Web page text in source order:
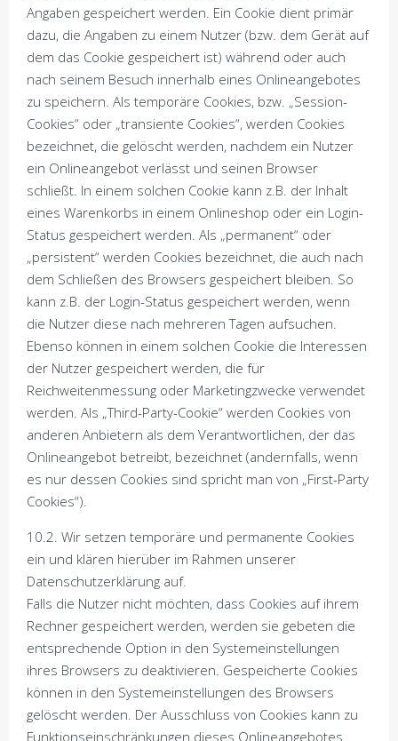
Angaben gespeichert werden. Ein Cookie dient primär
dazu, die Angaben zu einem Nutzer (bzw. dem Gerät auf
dem das Cookie gespeichert ist) während oder auch
nach seinem Besuch innerhalb eines Onlineangebotes
zu speichern. Als temporäre Cookies, bzw. „Session-
Cookies“ oder „transiente Cookies“, werden Cookies
bezeichnet, die gelöscht werden, nachdem ein Nutzer
ein Onlineangebot verlässt und seinen Browser
schließt. In einem solchen Cookie kann z.B. der Inhalt
eines Warenkorbs in einem Onlineshop oder ein Login-
Status gespeichert werden. Als „permanent“ oder
„persistent“ werden Cookies bezeichnet, die auch nach
dem Schließen des Browsers gespeichert bleiben. So
kann z.B. der Login-Status gespeichert werden, wenn
die Nutzer diese nach mehreren Tagen aufsuchen.
Ebenso können in einem solchen Cookie die Interessen
der Nutzer gespeichert werden, die für
Reichweitenmessung oder Marketingzwecke verwendet
werden. Als „Third-Party-Cookie“ werden Cookies von
anderen Anbietern als dem Verantwortlichen, der das
Onlineangebot betreibt, bezeichnet (andernfalls, wenn
es nur dessen Cookies sind spricht man von „First-Party
Cookies“).
10.2. Wir setzen temporäre und permanente Cookies
ein und klären hierüber im Rahmen unserer
Datenschutzerklärung auf.
Falls die Nutzer nicht möchten, dass Cookies auf ihrem
Rechner gespeichert werden, werden sie gebeten die
entsprechende Option in den Systemeinstellungen
ihres Browsers zu deaktivieren. Gespeicherte Cookies
können in den Systemeinstellungen des Browsers
gelöscht werden. Der Ausschluss von Cookies kann zu
Funktionseinschränkungen dieses Onlineangebotes